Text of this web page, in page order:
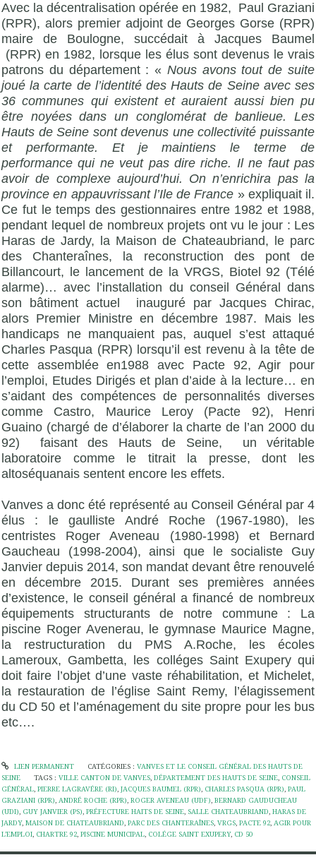
Avec la décentralisation opérée en 1982, Paul Graziani
(RPR), alors premier adjoint de Georges Gorse (RPR)
maire de Boulogne, succédait à Jacques Baumel
(RPR) en 1982, lorsque les élus sont devenus le vrais
patrons du département : « Nous avons tout de suite
joué la carte de l’identité des Hauts de Seine avec ses
36 communes qui existent et auraient aussi bien pu
être noyées dans un conglomérat de banlieue. Les
Hauts de Seine sont devenus une collectivité puissante
et performante. Et je maintiens le terme de
performance qui ne veut pas dire riche. Il ne faut pas
avoir de complexe aujourd’hui. On n’enrichira pas la
province en appauvrissant l’Ile de France » expliquait il.
Ce fut le temps des gestionnaires entre 1982 et 1988,
pendant lequel de nombreux projets ont vu le jour : Les
Haras de Jardy, la Maison de Chateaubriand, le parc
des Chanteraînes, la reconstruction des pont de
Billancourt, le lancement de la VRGS, Biotel 92 (Télé
alarme)… avec l’installation du conseil Général dans
son bâtiment actuel inauguré par Jacques Chirac,
alors Premier Ministre en décembre 1987. Mais les
handicaps ne manquaient pas, auquel s’est attaqué
Charles Pasqua (RPR) lorsqu’il est revenu à la tête de
cette assemblée en1988 avec Pacte 92, Agir pour
l’emploi, Etudes Dirigés et plan d’aide à la lecture… en
s’aidant des compétences de personnalités diverses
comme Castro, Maurice Leroy (Pacte 92), Henri
Guaino (chargé de d’élaborer la charte de l’an 2000 du
92) faisant des Hauts de Seine, un véritable
laboratoire comme le titrait la presse, dont les
altoséquanais sentent encore les effets.
Vanves a donc été représenté au Conseil Général par 4
élus : le gaulliste André Roche (1967-1980), les
centristes Roger Aveneau (1980-1998) et Bernard
Gaucheau (1998-2004), ainsi que le socialiste Guy
Janvier depuis 2014, son mandat devant être renouvelé
en décembre 2015. Durant ses premières années
d’existence, le conseil général a financé de nombreux
équipements structurants de notre commune : La
piscine Roger Avenerau, le gymnase Maurice Magne,
la restructuration du PMS A.Roche, les écoles
Lameroux, Gambetta, les colléges Saint Exupery qui
doit faire l’objet d’une vaste réhabilitation, et Michelet,
la restauration de l’église Saint Remy, l’élagissement
du CD 50 et l’aménagement du site propre pour les bus
etc….
LIEN PERMANENT CATÉGORIES : VANVES ET LE CONSEIL GÉNÉRAL DES HAUTS DE
SEINE
TAGS :VILLE CANTON DE VANVES,DÉPARTEMENT DES HAUTS DE SEINE, CONSEIL
GÉNÉRAL, PIERRE LAGRAVÉRE (RI), JACQUES BAUMEL (RPR), CHARLES PASQUA (RPR), PAUL
GRAZIANI (RPR), ANDRÉ ROCHE (RPR), ROGER AVENEAU (UDF), BERNARD GAUDUCHEAU
(UDI), GUY JANVIER (PS), PRÉFECTURE HAITS DE SEINE, SALLE CHATEAUBRIAND, HARAS DE
JARDY, MAISON DE CHATEAUBRIAND, PARC DES CHANTERAÎNES, VRGS, PACTE 92, AGIR POUR
L’EMPLOI, CHARTRE 92, PISCINE MUNICIPAL, COLÉGE SAINT EXUPERY, CD 50